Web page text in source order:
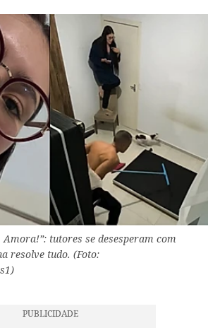
Amora!”: tutores se desesperam com
resolve tudo. (Foto: